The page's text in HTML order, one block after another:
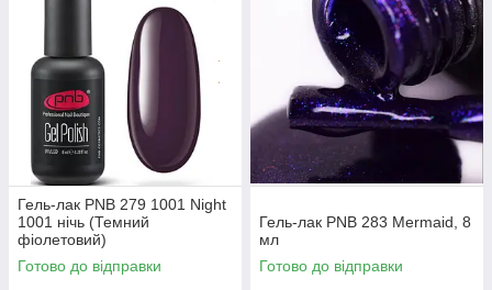
Гель-лак PNB 279 1001 Night
1001 нічь (Темний
фіолетовий)
Готово до відправки
Гель-лак PNB 283 Mermaid, 8
мл
Готово до відправки